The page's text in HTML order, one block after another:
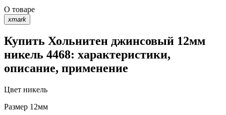
О товаре
xmark
Купить Хольнитен джинсовый 12мм
никель 4468: характеристики,
описание, применение
Цвет никель
Размер 12мм